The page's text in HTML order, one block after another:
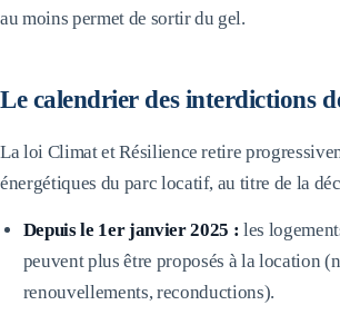
au moins permet de sortir du gel.
Le calendrier des interdictions
La loi Climat et Résilience retire
énergétiques du parc locatif, au titre de la
Depuis le 1er janvier 2025 : les
peuvent plus être proposés à la location
renouvellements, reconductions).